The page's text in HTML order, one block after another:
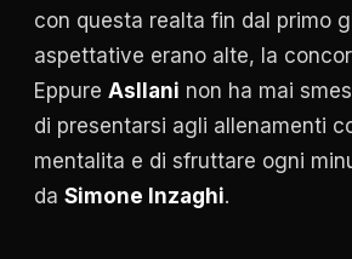
con questa realta fin dal primo
aspettative erano alte, la
Eppure Asllani non ha mai
di presentarsi agli allenamenti
mentalita e di sfruttare ogni
da Simone Inzaghi.